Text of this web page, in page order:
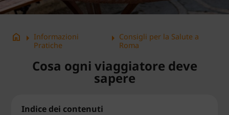
home arrow_rightInformazioni
Pratiche
arrow_right Consigli per la Salute a
Roma
Cosa ogni viaggiatore deve
sapere
Indice dei contenuti